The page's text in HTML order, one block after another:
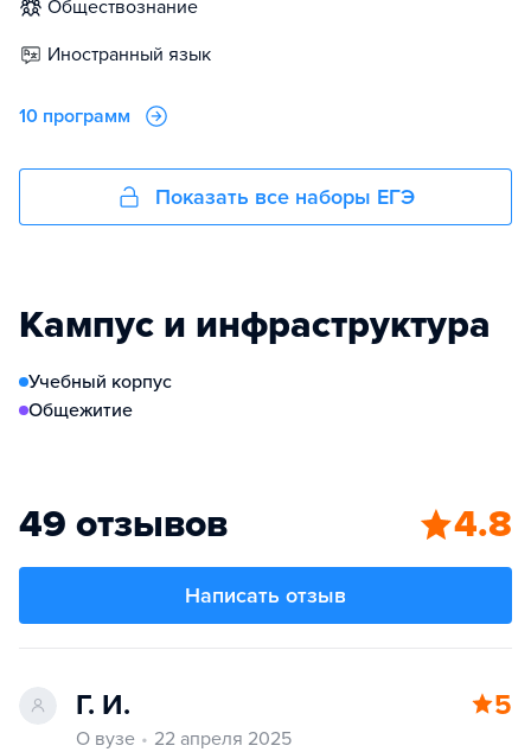
обществознание
иностранный язык
10 программ
Показать все наборы ЕГЭ
Кампус и инфраструктура
Учебный корпус
Общежитие
49 отзывов 4.8
Написать отзыв
Г. И. 5
О вузе
22 апреля 2025